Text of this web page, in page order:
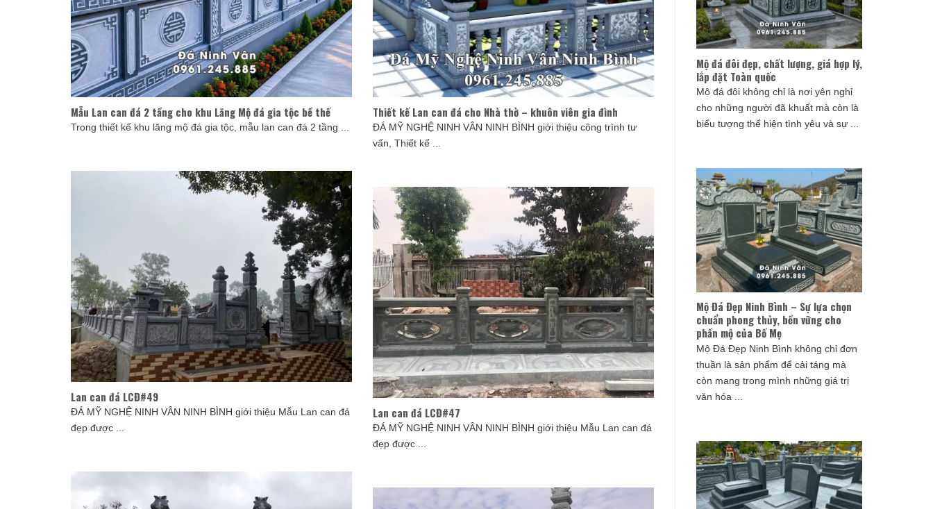
Mẫu Lan can đá 2 tầng cho khu Lăng Mộ đá gia tộc bề thế
Trong thiết kế khu lăng mộ đá gia tộc, mẫu lan can đá 2 tầng ...
Thiết kế Lan can đá cho Nhà thờ – khuôn viên gia đình
ĐÁ MỸ NGHỆ NINH VÂN NINH BÌNH giới thiệu công trình tư
vấn, Thiết kế ...
Lan can đá LCĐ#49
ĐÁ MỸ NGHỆ NINH VÂN NINH BÌNH giới thiệu Mẫu Lan can đá
đẹp được ...
Lan can đá LCĐ#47
ĐÁ MỸ NGHỆ NINH VÂN NINH BÌNH giới thiệu Mẫu Lan can đá
đẹp được ...
Mộ đá đôi đẹp, chất lượng, giá hợp lý,
lắp đặt Toàn quốc
Mộ đá đôi không chỉ là nơi yên nghỉ
cho những người đã khuất mà còn là
biểu tượng thể hiện tình yêu và sự ...
Mộ Đá Đẹp Ninh Bình – Sự lựa chọn
chuẩn phong thủy, bền vững cho
phần mộ của Bố Mẹ
Mộ Đá Đẹp Ninh Bình không chỉ đơn
thuần là sản phẩm để cải táng mà
còn mang trong mình những giá trị
văn hóa ...